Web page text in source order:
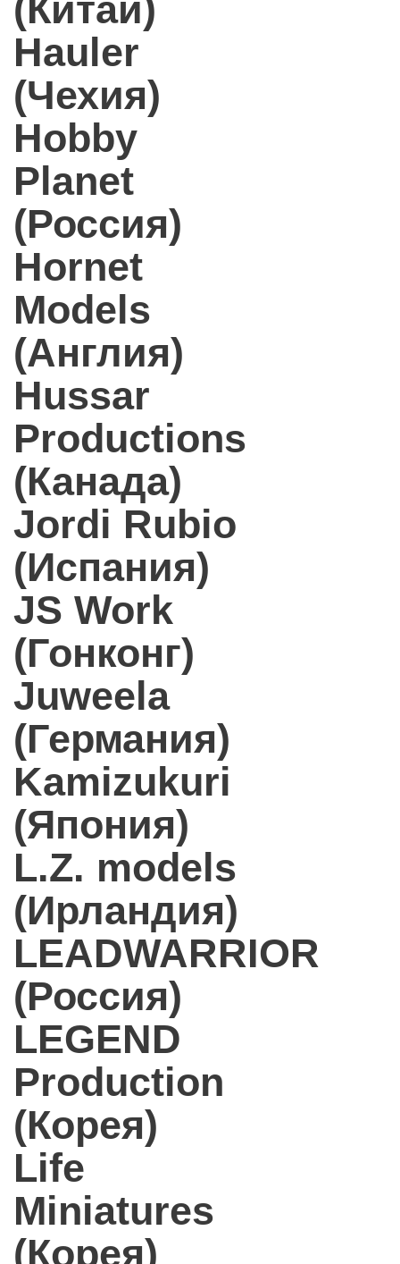
(Китай)
Hauler
(Чехия)
Hobby
Planet
(Россия)
Hornet
Models
(Англия)
Hussar
Productions
(Канада)
Jordi Rubio
(Испания)
JS Work
(Гонконг)
Juweela
(Германия)
Kamizukuri
(Япония)
L.Z. models
(Ирландия)
LEADWARRIOR
(Россия)
LEGEND
Production
(Корея)
Life
Miniatures
(Корея)